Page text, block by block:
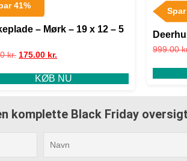
41%
– Mørk – 19 x 12 – 5
kr. 175.00 kr.
KØB NU
Spar
999.00
komplette Black Friday